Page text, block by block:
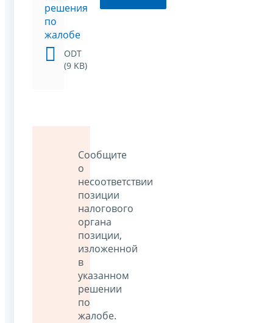
решения
по
жалобе
ODT
(9 KB)
Сообщите
о
несоответствии
позиции
налогового
органа
позиции,
изложенной
в
указанном
решении
по
жалобе.